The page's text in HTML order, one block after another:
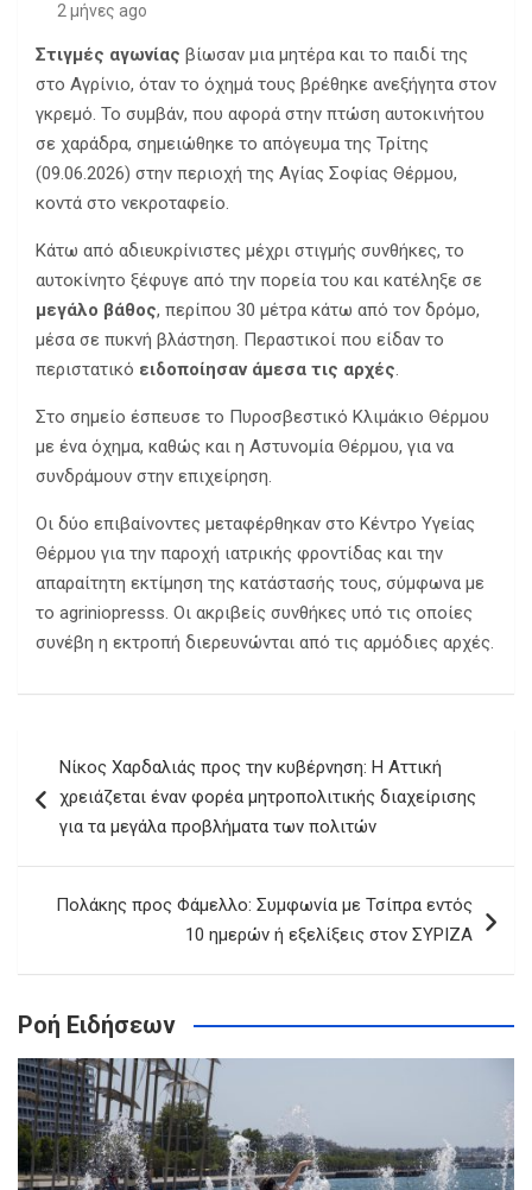
2 μήνες ago
Στιγμές αγωνίας βίωσαν μια μητέρα και το παιδί της
στο Αγρίνιο, όταν το όχημά τους βρέθηκε ανεξήγητα στον
γκρεμό. Το συμβάν, που αφορά στην πτώση αυτοκινήτου
σε χαράδρα, σημειώθηκε το απόγευμα της Τρίτης
(09.06.2026) στην περιοχή της Αγίας Σοφίας Θέρμου,
κοντά στο νεκροταφείο.
Κάτω από αδιευκρίνιστες μέχρι στιγμής συνθήκες, το
αυτοκίνητο ξέφυγε από την πορεία του και κατέληξε σε
μεγάλο βάθος, περίπου 30 μέτρα κάτω από τον δρόμο,
μέσα σε πυκνή βλάστηση. Περαστικοί που είδαν το
περιστατικό ειδοποίησαν άμεσα τις αρχές.
Στο σημείο έσπευσε το Πυροσβεστικό Κλιμάκιο Θέρμου
με ένα όχημα, καθώς και η Αστυνομία Θέρμου, για να
συνδράμουν στην επιχείρηση.
Οι δύο επιβαίνοντες μεταφέρθηκαν στο Κέντρο Υγείας
Θέρμου για την παροχή ιατρικής φροντίδας και την
απαραίτητη εκτίμηση της κατάστασής τους, σύμφωνα με
το agriniopresss. Οι ακριβείς συνθήκες υπό τις οποίες
συνέβη η εκτροπή διερευνώνται από τις αρμόδιες αρχές.
άρθρων
Νίκος Χαρδαλιάς προς την κυβέρνηση: Η Αττική
χρειάζεται έναν φορέα μητροπολιτικής διαχείρισης
για τα μεγάλα προβλήματα των πολιτών
Πολάκης προς Φάμελλο: Συμφωνία με Τσίπρα εντός
10 ημερών ή εξελίξεις στον ΣΥΡΙΖΑ
Ροή Ειδήσεων